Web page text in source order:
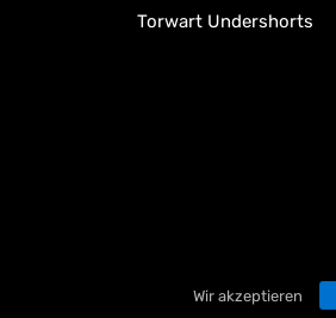
Torwart Undershorts
Wir akzeptieren